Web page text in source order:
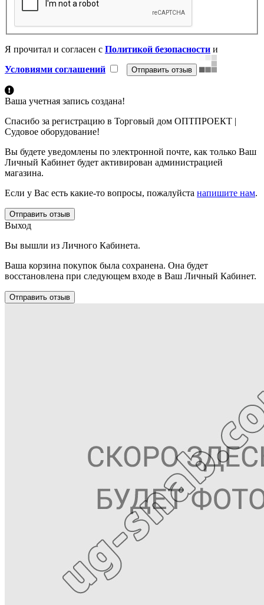
Я прочитал и согласен с Политикой безопасности и
Условиями соглашений
Ваша учетная запись создана!
Спасибо за регистрацию в Торговый дом ОПТПРОЕКТ |
Судовое оборудование!
Вы будете уведомлены по электронной почте, как только Ваш
Личный Кабинет будет активирован администрацией
магазина.
Если у Вас есть какие-то вопросы, пожалуйста напишите нам.
Отправить отзыв
Выход
Вы вышли из Личного Кабинета.
Ваша корзина покупок была сохранена. Она будет
восстановлена при следующем входе в Ваш Личный Кабинет.
Отправить отзыв